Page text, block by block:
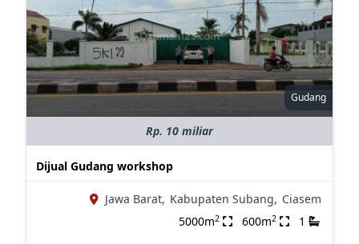
Gudang
Rp. 10 miliar
Dijual Gudang workshop
Jawa Barat, Kabupaten Subang, Ciasem
5000m2 600m2 1